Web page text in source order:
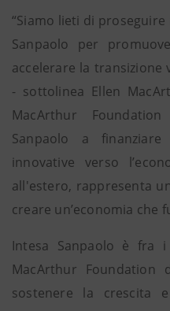
“Siamo lieti di
Sanpaolo per
accelerare la transizione
- sottolinea Ellen
MacArthur
Sanpaolo a
innovative verso
all'estero, rappresenta
creare un’economia che
Intesa Sanpaolo è fra
MacArthur Foundation
sostenere la crescita